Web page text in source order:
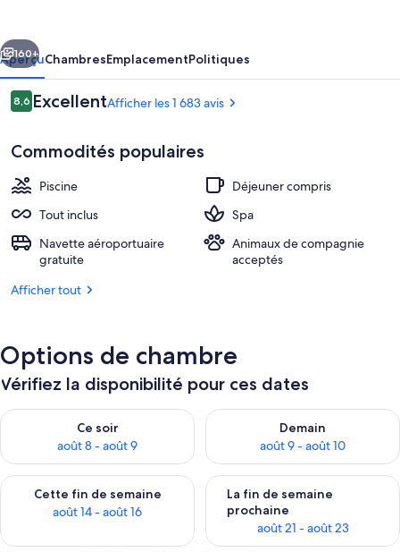
-
All
Parks
All
Fun
Inclusive
inclusive
Suite (River Jump) | Vue de la
Suivant
160+
AperçuChambresEmplacementPolitiques
Avis
8,68,6 sur 10 –
ExcellentAfficher les 1 683 avis
Commodités populaires
Piscine
Déjeuner compris
Tout inclus
Spa
Navette aéroportuaire
gratuite
Animaux de compagnie
acceptés
Afficher tout
Options de chambre
Vérifiez la disponibilité pour ces dates
Ce soir
août 8 - août 9
Vérifier la disponibilité pour ce soir août 8 - août 9
Demain
août 9 - août 10
Vérifier la disponibilité pour
Cette fin de semaine
août 14 - août 16
Vérifier la disponibilité pour cette fin de semaine août 14 -
La fin de semaine
prochaine
août 21 - août 23
Vérifier la disponibilité pour